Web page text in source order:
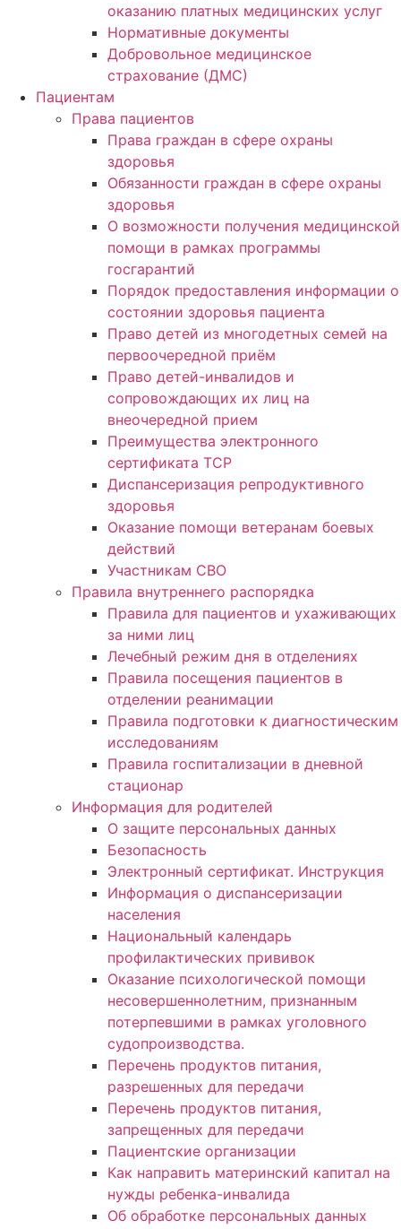
оказанию платных медицинских услуг
Нормативные документы
Добровольное медицинское
страхование (ДМС)
Пациентам
Права пациентов
Права граждан в сфере охраны
здоровья
Обязанности граждан в сфере охраны
здоровья
О возможности получения медицинской
помощи в рамках программы
госгарантий
Порядок предоставления информации о
состоянии здоровья пациента
Право детей из многодетных семей на
первоочередной приём
Право детей-инвалидов и
сопровождающих их лиц на
внеочередной прием
Преимущества электронного
сертификата ТСР
Диспансеризация репродуктивного
здоровья
Оказание помощи ветеранам боевых
действий
Участникам СВО
Правила внутреннего распорядка
Правила для пациентов и ухаживающих
за ними лиц
Лечебный режим дня в отделениях
Правила посещения пациентов в
отделении реанимации
Правила подготовки к диагностическим
исследованиям
Правила госпитализации в дневной
стационар
Информация для родителей
О защите персональных данных
Безопасность
Электронный сертификат. Инструкция
Информация о диспансеризации
населения
Национальный календарь
профилактических прививок
Оказание психологической помощи
несовершеннолетним, признанным
потерпевшими в рамках уголовного
судопроизводства.
Перечень продуктов питания,
разрешенных для передачи
Перечень продуктов питания,
запрещенных для передачи
Пациентские организации
Как направить материнский капитал на
нужды ребенка-инвалида
Об обработке персональных данных